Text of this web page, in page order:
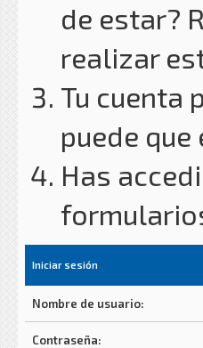
de estar?
realizar
Tu cuenta
puede
Has
Iniciar sesión
Nombre de usuario:
Contraseña: